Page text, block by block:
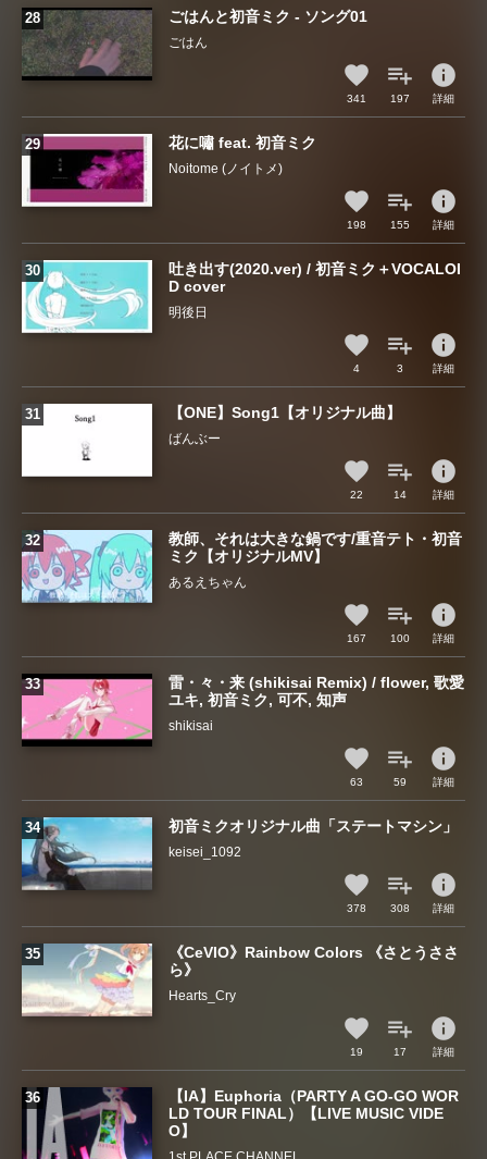
ごはんと初音ミク - ソング01
ごはん
341 197
info
詳細
花に嘯 feat. 初音ミク
Noitome (ノイトメ)
198 155
info
詳細
吐き出す(2020.ver) / 初音ミク＋VOCALOI
D cover
明後日
4 3
info
詳細
【ONE】Song1【オリジナル曲】
ばんぶー
22 14
info
詳細
教師、それは大きな鍋です/重音テト・初音
ミク【オリジナルMV】
あるえちゃん
167 100
info
詳細
雷・々・来 (shikisai Remix) / flower, 歌愛
ユキ, 初音ミク, 可不, 知声
shikisai
63 59
info
詳細
初音ミクオリジナル曲「ステートマシン」
keisei_1092
378 308
info
詳細
《CeVIO》Rainbow Colors 《さとうささ
ら》
Hearts_Cry
19 17
info
詳細
【IA】Euphoria（PARTY A GO-GO WOR
LD TOUR FINAL）【LIVE MUSIC VIDE
O】